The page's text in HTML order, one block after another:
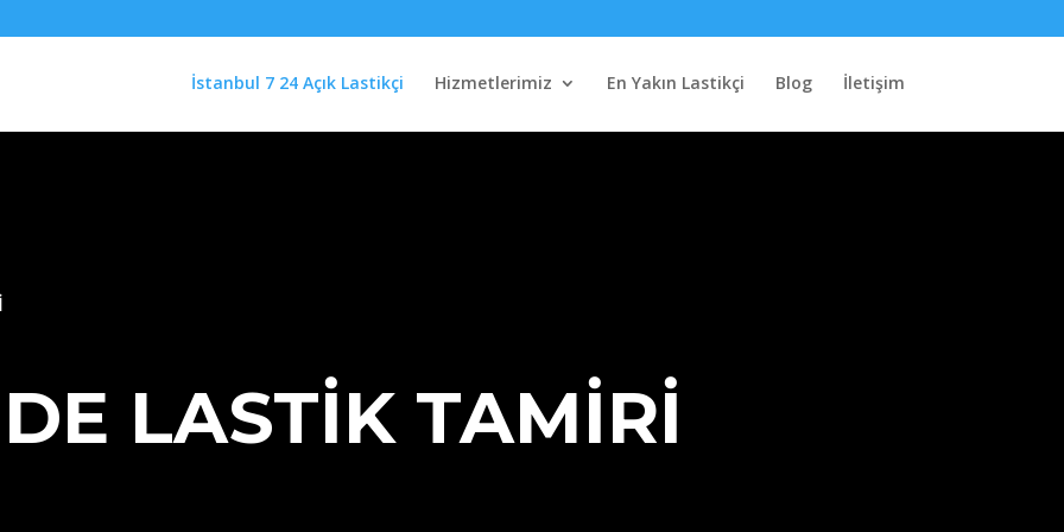
İstanbul 7 24 Açık Lastikçi Hizmetlerimiz En Yakın Lastikçi Blog İletişim
LASTİK TAMİRİ